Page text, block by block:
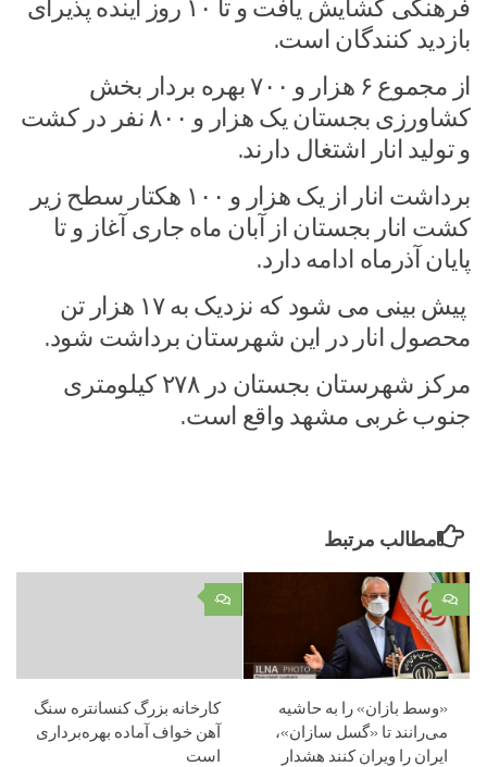
فرهنگی گشایش یافت و تا ۱۰ روز آینده پذیرای
بازدید کنندگان است.
از مجموع ۶ هزار و ۷۰۰ بهره بردار بخش
کشاورزی بجستان یک هزار و ۸۰۰ نفر در کشت
و تولید انار اشتغال دارند.
برداشت انار از یک هزار و ۱۰۰ هکتار سطح زیر
کشت انار بجستان از آبان ماه جاری آغاز و تا
پایان آذرماه ادامه دارد.
پیش بینی می شود که نزدیک به ۱۷ هزار تن
محصول انار در این شهرستان برداشت شود.
مرکز شهرستان بجستان در ۲۷۸ کیلومتری
جنوب غربی مشهد واقع است.
مطالب مرتبط
۰
کارخانه بزرگ کنسانتره سنگ
آهن خواف آماده بهره‌برداری
است
۰
«وسط بازان» را به حاشیه
می‌رانند تا «گسل سازان»،
ایران را ویران کنند هشدار